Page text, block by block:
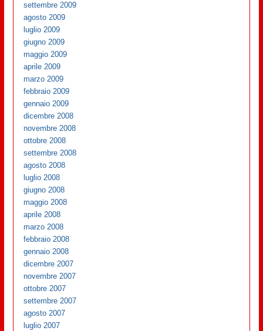
settembre 2009
agosto 2009
luglio 2009
giugno 2009
maggio 2009
aprile 2009
marzo 2009
febbraio 2009
gennaio 2009
dicembre 2008
novembre 2008
ottobre 2008
settembre 2008
agosto 2008
luglio 2008
giugno 2008
maggio 2008
aprile 2008
marzo 2008
febbraio 2008
gennaio 2008
dicembre 2007
novembre 2007
ottobre 2007
settembre 2007
agosto 2007
luglio 2007